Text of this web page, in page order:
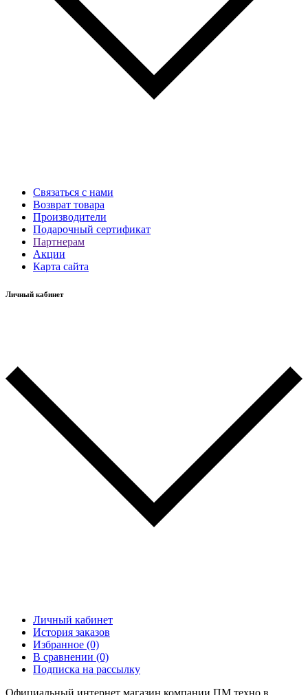
Связаться с нами
Возврат товара
Производители
Подарочный сертификат
Партнерам
Акции
Карта сайта
Личный кабинет
Личный кабинет
История заказов
Избранное (0)
В сравнении (0)
Подписка на рассылку
Официальный интернет магазин компании ПМ техно в